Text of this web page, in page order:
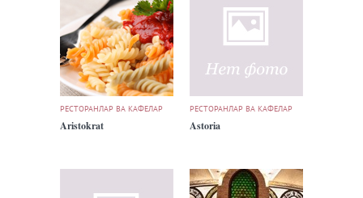
РЕСТОРАНЛАР ВА КАФЕЛАР
Aristokrat
РЕСТОРАНЛАР ВА КАФЕЛАР
Astoria